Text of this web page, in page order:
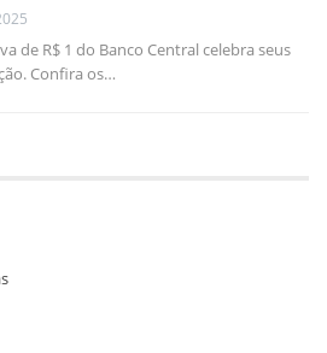
de R$ 1 do Banco Central celebra seus
Confira os…